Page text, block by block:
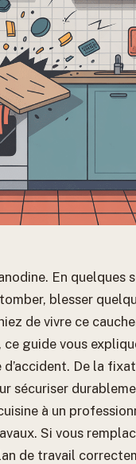
En quelques
blesser
de vivre ce
guide vous
De la
sécuriser
à un
Si vous
de travail